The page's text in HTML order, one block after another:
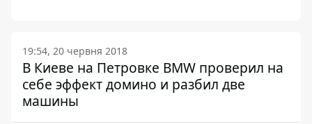
19:54, 20 червня 2018
В Киеве на Петровке BMW проверил на
себе эффект домино и разбил две
машины